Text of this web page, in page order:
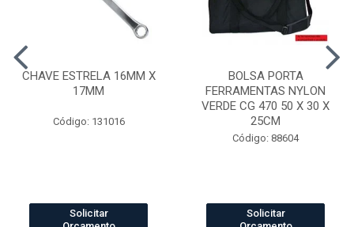
CHAVE ESTRELA 16MM X
17MM
Código: 131016
Solicitar
BOLSA PORTA
FERRAMENTAS NYLON
VERDE CG 470 50 X 30 X
25CM
Código: 88604
Solicitar